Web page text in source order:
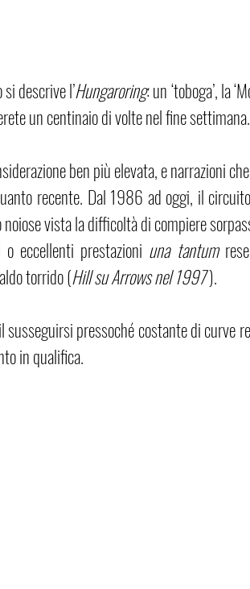
descrive l’Hungaroring: un ‘toboga’, la
un centinaio di volte nel fine settimana.
ben più elevata, e narrazioni
recente. Dal 1986 ad oggi, il
vista la difficoltà di compiere
eccellenti prestazioni una tantum
torrido (Hill su Arrows nel 1997 ).
pressoché costante di curve
in qualifica.